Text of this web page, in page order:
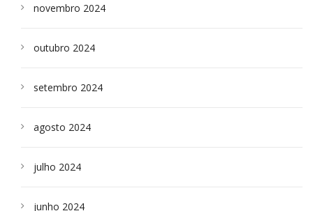
novembro 2024
outubro 2024
setembro 2024
agosto 2024
julho 2024
junho 2024